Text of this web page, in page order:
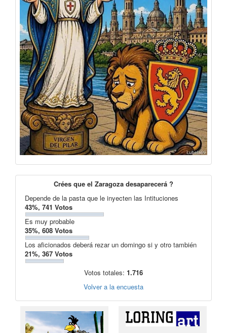
Crées que el Zaragoza desaparecerá ?
Depende de la pasta que le inyecten las Intituciones
43%, 741 Votos
Es muy probable
35%, 608 Votos
Los aficionados deberá rezar un domingo si y otro también
21%, 367 Votos
Votos totales: 1.716
Volver a la encuesta